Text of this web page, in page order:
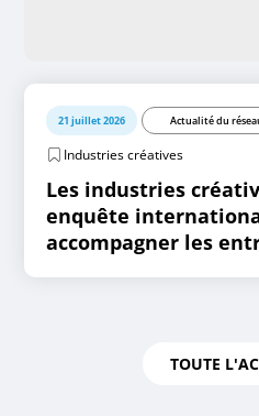
21 juillet 2026 Actualité du
Industries créatives
Les industries
enquête
accompagner les
TOUTE